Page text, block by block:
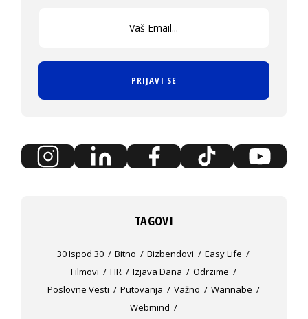
PRIJAVI SE
TAGOVI
30 Ispod 30 Bitno Bizbendovi
Easy Life
Filmovi
HR Izjava Dana
Odrzime
Poslovne Vesti
Putovanja Važno
Wannabe
Webmind